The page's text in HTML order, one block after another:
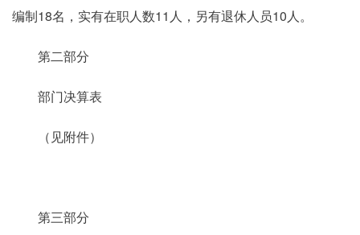
编制18名，实有在职人数11人，另有退休人员10人。
第二部分
部门决算表
（见附件）
第三部分